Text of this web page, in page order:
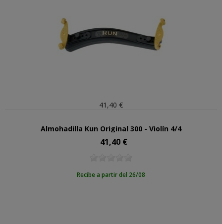
41,40 €
Almohadilla Kun Original 300 - Violín 4/4
Precio
41,40 €
Recibe a partir del 26/08